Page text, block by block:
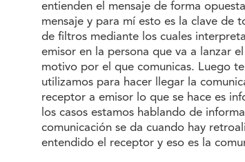
entienden el mensaje de forma
mensaje y para mí esto es la clave de
de filtros mediante los cuales
emisor en la persona que va a lanzar
motivo por el que comunicas. Luego
utilizamos para hacer llegar la
receptor a emisor lo que se hace es
los casos estamos hablando de
comunicación se da cuando hay
entendido el receptor y eso es la